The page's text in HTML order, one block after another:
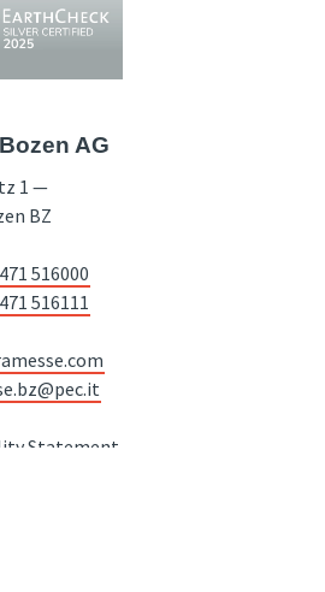
AG
1 —
BZ
516000
516111
Statement